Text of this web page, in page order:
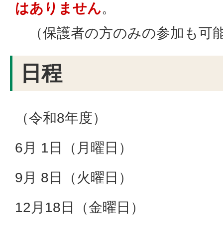
はありません。
（保護者の方のみの参加も可
日程
（令和8年度）
6月 1日（月曜日）
9月 8日（火曜日）
12月18日（金曜日）